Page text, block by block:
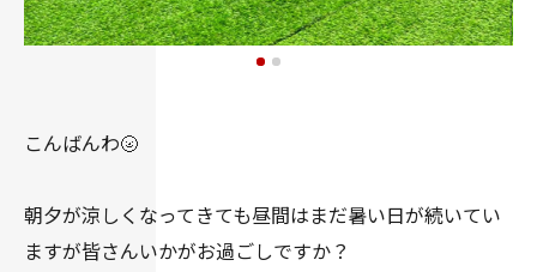
こんばんわ🌝
朝夕が涼しくなってきても昼間はまだ暑い日が続いてい
ますが皆さんいかがお過ごしですか？